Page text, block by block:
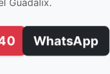
Guadalix.
WhatsApp